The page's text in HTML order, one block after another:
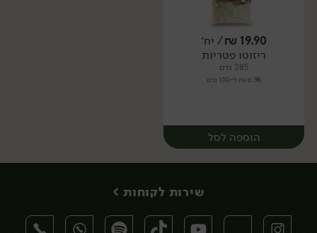
יח׳
19.90
₪/ יח׳
ריזוטו פטריות
285 גרם
6.98 ₪ ל-100 גרם
הוספה לסל
שירות לקוחות >